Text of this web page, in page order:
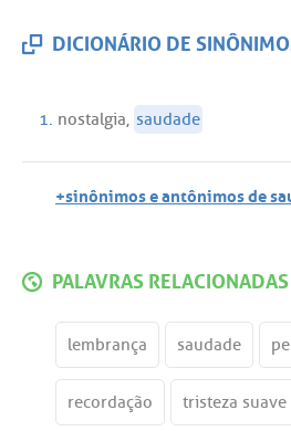
DICIONÁRIO DE
1. nostalgia, saudade
+sinônimos e antônimos de
PALAVRAS RELACIONADAS
lembrança saudade
recordação tristeza suave